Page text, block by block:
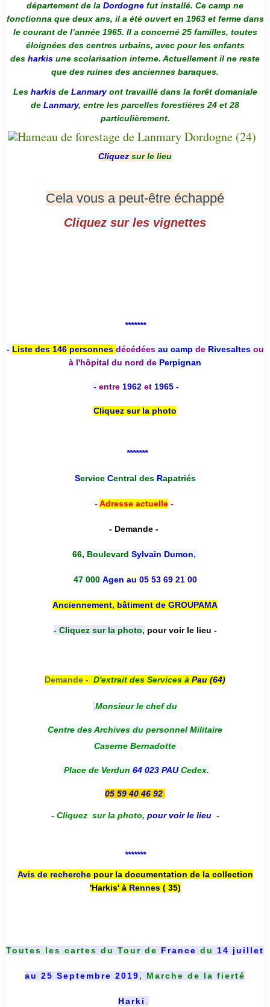
département de la Dordogne fut installé. Ce camp ne
fonctionna que deux ans, il a été ouvert en 1963 et ferme dans
le courant de l’année 1965. Il a concerné 25 familles, toutes
éloignées des centres urbains, avec pour les enfants
des harkis une scolarisation interne. Actuellement il ne reste
que des ruines des anciennes baraques.
Les harkis de Lanmaryont travaillé dans la forêt domaniale
de Lanmary, entre les parcelles forestières 24 et 28
particulièrement.
Cliquez sur le lieu
Cela vous a peut-être échappé
Cliquez sur les vignettes
*******
- Liste des 146 personnes décédées au camp deRivesaltesou
à l'hôpital du nord de Perpignan
- entre 1962 et 1965 -
Cliquez sur la photo
*******
Service Central desRapatriés
-Adresse actuelle-
- Demande -
66, Boulevard Sylvain Dumon,
47 000 Agen au 05 53 69 21 00
Anciennement, bâtiment de GROUPAMA
- Cliquez sur la photo, pour voir le lieu -
Demande - D'extrait des Services à Pau (64)
Monsieur le chef du
Centre des Archives du personnel Militaire
Caserne Bernadotte
Place de Verdun 64 023 PAUCedex.
05 59 40 46 92
- Cliquez sur la photo, pour voir le lieu -
*******
Avis de recherche pour la documentation de la collection
'Harkis' à Rennes( 35)
Toutes les cartes du Tour de France du 14 juillet
au 25 Septembre 2019, Marche de la fierté
Harki .